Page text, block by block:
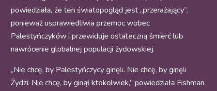
powiedziała, że ten światopogląd jest „przerażający”,
ponieważ usprawiedliwia przemoc wobec
Palestyńczyków i przewiduje ostateczną śmierć lub
nawrócenie globalnej populacji żydowskiej.
„Nie chcę, by Palestyńczycy ginęli. Nie chcę, by ginęli
Żydzi. Nie chcę, by ginął ktokolwiek,” powiedziała Fishman.